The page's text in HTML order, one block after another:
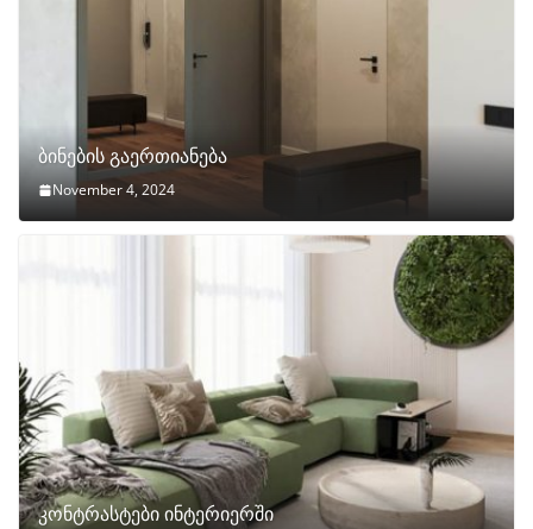
ბინების გაერთიანება
November 4, 2024
კონტრასტები ინტერიერში